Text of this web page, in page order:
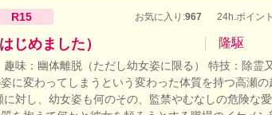
R15 お気に入り:967 24h.ポイン
じめました） 隆駆
味：幽体離脱（ただし幼女姿に限る） 特技：除霊
に変わってしまうという変わった体質を持つ高瀬の
対し、幼女姿も何のその、監禁やむなしの危険な